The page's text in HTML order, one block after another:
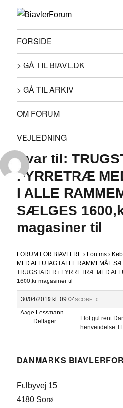
FORSIDE
> GÅ TIL BIAVL.DK
> GÅ TIL ARKIV
OM FORUM
VEJLEDNING
Svar til:
FYRRETRÆ
I ALLE
SÆLGES
magasiner til
FORUM FOR BIAVLERE › Forums ›
MED ALLUTAG I ALLE RAMMEMÅL
TRUGSTADER i FYRRETRÆ MED
1600,kr magasiner til
30/04/2019 kl. 09:04SCORE: 0
Aage Lessmann
Deltager
Flot gul rent
henvendelse
DANMARKS
Fulbyvej 15
4180 Sorø